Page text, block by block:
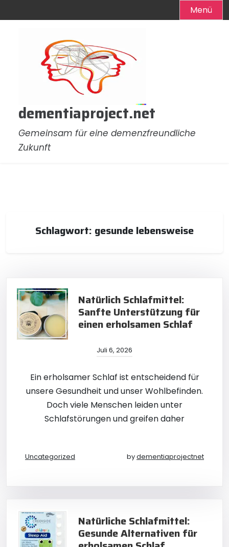
Menü
dementiaproject.net
Gemeinsam für eine demenzfreundliche
Zukunft
Schlagwort: gesunde lebensweise
Natürlich Schlafmittel:
Sanfte Unterstützung für
einen erholsamen Schlaf
Juli 6, 2026
Ein erholsamer Schlaf ist entscheidend für
unsere Gesundheit und unser Wohlbefinden.
Doch viele Menschen leiden unter
Schlafstörungen und greifen daher
Uncategorized bydementiaprojectnet
Natürliche Schlafmittel:
Gesunde Alternativen für